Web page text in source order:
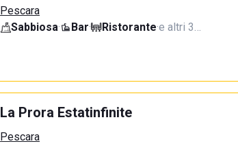
Pescara
Sabbiosa· Bar· Ristorante·e altri 3…
La Prora Estatinfinite
Pescara